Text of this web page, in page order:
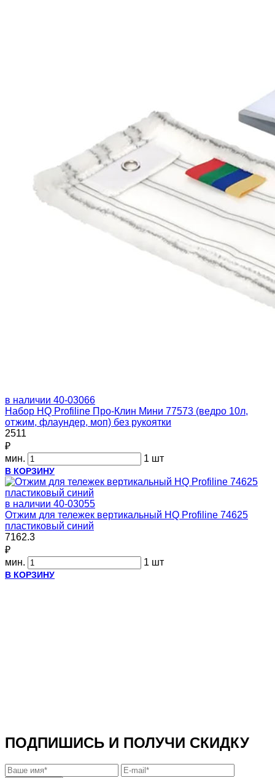
в наличии 40-03066
Набор HQ Profiline Про-Клин Мини 77573 (ведро 10л,
отжим, флаундер, моп) без рукоятки
2511
₽
мин.
1 шт
В КОРЗИНУ
в наличии 40-03055
Отжим для тележек вертикальный HQ Profiline 74625
пластиковый синий
7162.3
₽
мин.
1 шт
В КОРЗИНУ
ПОДПИШИСЬ И ПОЛУЧИ СКИДКУ